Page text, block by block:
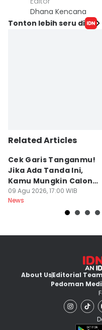
Dhana Kencana
Tonton lebih seru di
Related Articles
Cek Garis Tanganmu!
Jika Ada Tanda Ini,
Kamu Mungkin Calon
Orang Sukses
09 Agu 2026, 17:00 WIB
News
About UsEditorial
Pedoman